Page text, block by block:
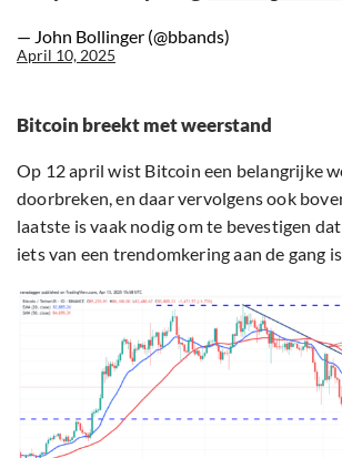
— John Bollinger (@bbands)
April 10, 2025
Bitcoin breekt met weerstand
Op 12 april wist Bitcoin een belangrijke
doorbreken, en daar vervolgens ook
laatste is vaak nodig om te bevestigen
iets van een trendomkering aan de gang